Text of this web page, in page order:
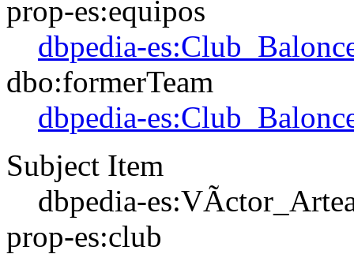
prop-es:equipos
dbpedia-
dbo:formerTeam
dbpedia-
Subject Item
dbpedia-
prop-es:club